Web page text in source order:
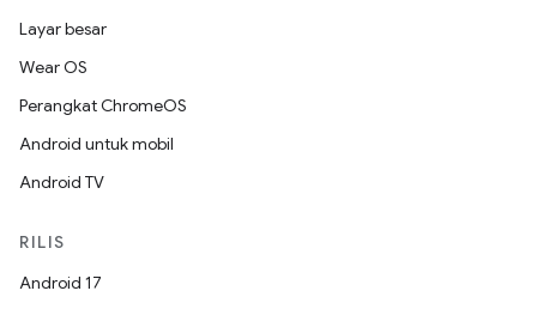
Layar besar
Wear OS
Perangkat ChromeOS
Android untuk mobil
Android TV
RILIS
Android 17